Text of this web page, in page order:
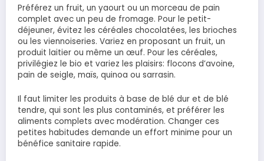
Préférez un fruit, un yaourt ou un morceau de pain
complet avec un peu de fromage. Pour le petit-
déjeuner, évitez les céréales chocolatées, les brioches
ou les viennoiseries. Variez en proposant un fruit, un
produit laitier ou même un œuf. Pour les céréales,
privilégiez le bio et variez les plaisirs: flocons d’avoine,
pain de seigle, maïs, quinoa ou sarrasin.
Il faut limiter les produits à base de blé dur et de blé
tendre, qui sont les plus contaminés, et préférer les
aliments complets avec modération. Changer ces
petites habitudes demande un effort minime pour un
bénéfice sanitaire rapide.